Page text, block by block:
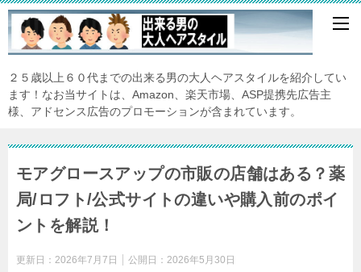
２５歳以上６０代までの出来る男の大人ヘアスタイルを紹介してい
ます！なお当サイトは、Amazon、楽天市場、ASP提携先広告主
様、アドセンス広告のプロモーションが含まれています。
モアグロースアップの市販の店舗はある？薬
局/ロフト/公式サイトの違いや購入前のポイ
ントを解説！
更新日： 2026年7月7日 公開日： 2026年5月30日